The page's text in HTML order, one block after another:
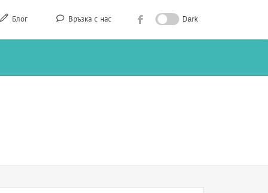
Блог Връзка с нас Dark